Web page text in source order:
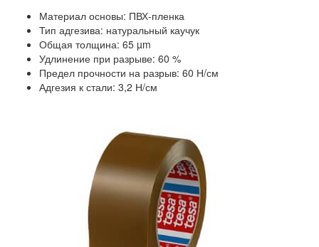
Материал основы: ПВХ-пленка
Тип адгезива: натуральный каучук
Общая толщина: 65 µm
Удлинение при разрыве: 60 %
Предел прочности на разрыв: 60 Н/см
Адгезия к стали: 3,2 Н/см